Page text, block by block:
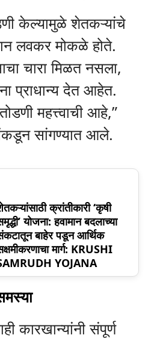
केल्यामुळे शेतकऱ्यांचे
लवकर मोकळे होते.
चारा मिळत नसला,
प्राधान्य देत आहेत.
महत्त्वाची आहे,”
सांगण्यात आले.
क्रांतीकारी ‘कृषी
योजना: हवामान बदलाच्या
बाहेर पडून आर्थिक
मार्ग: KRUSHI
YOJANA
कारखान्यांनी संपूर्ण